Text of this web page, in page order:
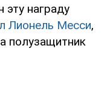
эту награду
Лионель Месси,
полузащитник